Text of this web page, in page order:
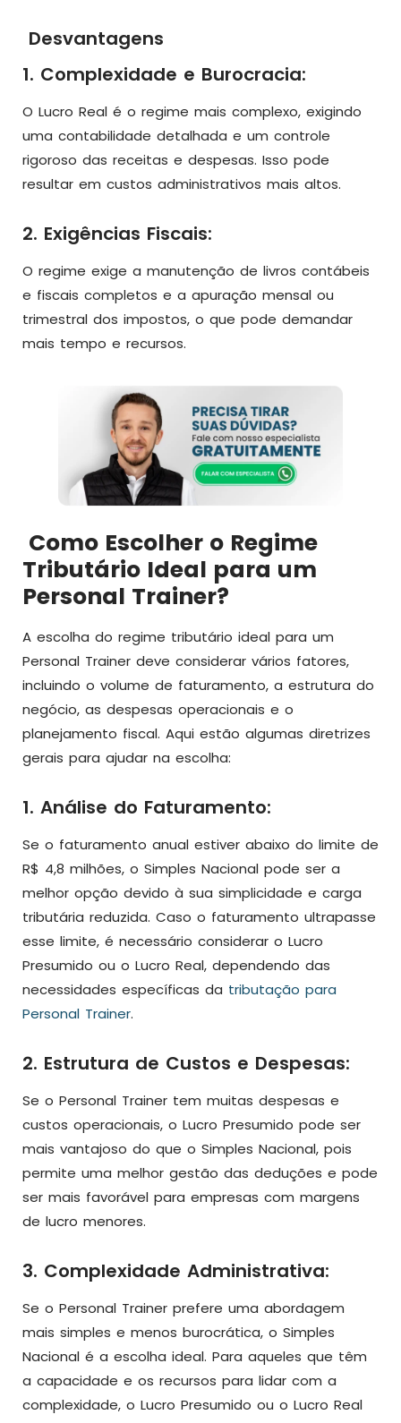
Desvantagens
1. Complexidade e Burocracia:
O Lucro Real é o regime mais complexo, exigindo
uma contabilidade detalhada e um controle
rigoroso das receitas e despesas. Isso pode
resultar em custos administrativos mais altos.
2. Exigências Fiscais:
O regime exige a manutenção de livros contábeis
e fiscais completos e a apuração mensal ou
trimestral dos impostos, o que pode demandar
mais tempo e recursos.
Como Escolher o Regime
Tributário Ideal para um
Personal Trainer?
A escolha do regime tributário ideal para um
Personal Trainer deve considerar vários fatores,
incluindo o volume de faturamento, a estrutura do
negócio, as despesas operacionais e o
planejamento fiscal. Aqui estão algumas diretrizes
gerais para ajudar na escolha:
1. Análise do Faturamento:
Se o faturamento anual estiver abaixo do limite de
R$ 4,8 milhões, o Simples Nacional pode ser a
melhor opção devido à sua simplicidade e carga
tributária reduzida. Caso o faturamento ultrapasse
esse limite, é necessário considerar o Lucro
Presumido ou o Lucro Real, dependendo das
necessidades específicas da tributação para
Personal Trainer.
2. Estrutura de Custos e Despesas:
Se o Personal Trainer tem muitas despesas e
custos operacionais, o Lucro Presumido pode ser
mais vantajoso do que o Simples Nacional, pois
permite uma melhor gestão das deduções e pode
ser mais favorável para empresas com margens
de lucro menores.
3. Complexidade Administrativa:
Se o Personal Trainer prefere uma abordagem
mais simples e menos burocrática, o Simples
Nacional é a escolha ideal. Para aqueles que têm
a capacidade e os recursos para lidar com a
complexidade, o Lucro Presumido ou o Lucro Real